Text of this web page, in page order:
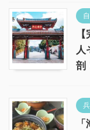
人
剖